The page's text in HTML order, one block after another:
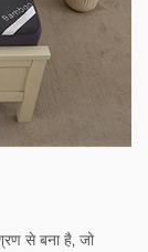
से बना है, जो